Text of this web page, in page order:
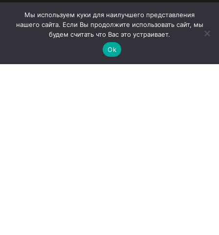
Новости
Продукция
Мы используем куки для наилучшего представления
нашего сайта. Если Вы продолжите использовать сайт, мы
будем считать что Вас это устраивает.
Ok